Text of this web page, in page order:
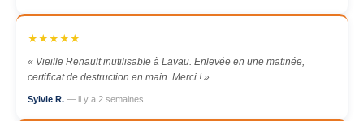
★★★★★
« Vieille Renault inutilisable à Lavau. Enlevée en une matinée,
certificat de destruction en main. Merci ! »
Sylvie R. — il y a 2 semaines